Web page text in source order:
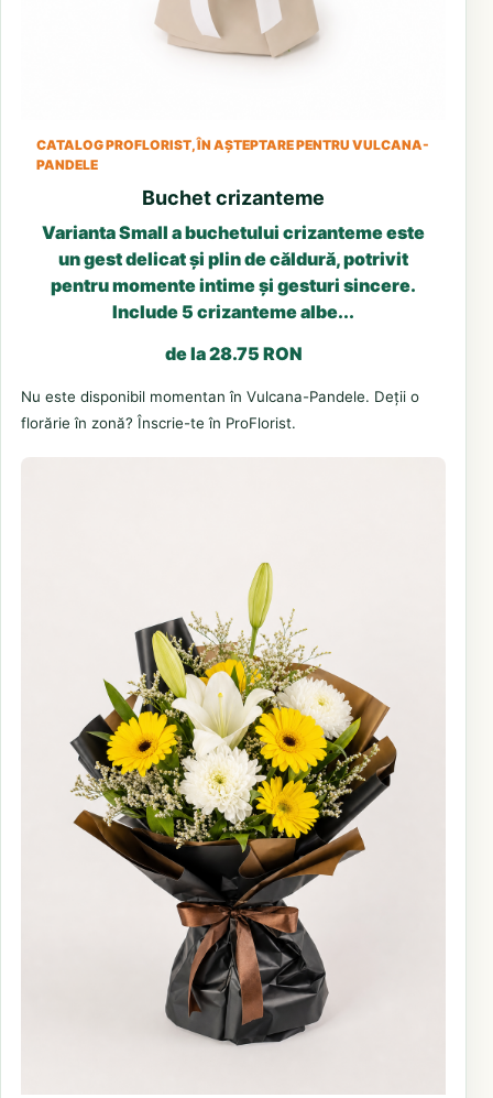
CATALOG PROFLORIST, ÎN AȘTEPTARE PENTRU VULCANA-
PANDELE
Buchet crizanteme
Varianta Small a buchetului crizanteme este
un gest delicat și plin de căldură, potrivit
pentru momente intime și gesturi sincere.
Include 5 crizanteme albe...
de la 28.75 RON
Nu este disponibil momentan în Vulcana-Pandele. Deții o
florărie în zonă? Înscrie-te în ProFlorist.